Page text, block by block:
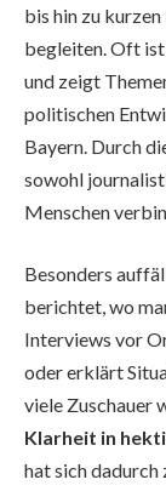
bis hin zu
begleiten. Oft ist
und zeigt
politischen
Bayern. Durch
sowohl
Menschen
Besonders
berichtet, wo
Interviews vor
oder erklärt
viele Zuschauer
Klarheit in
hat sich